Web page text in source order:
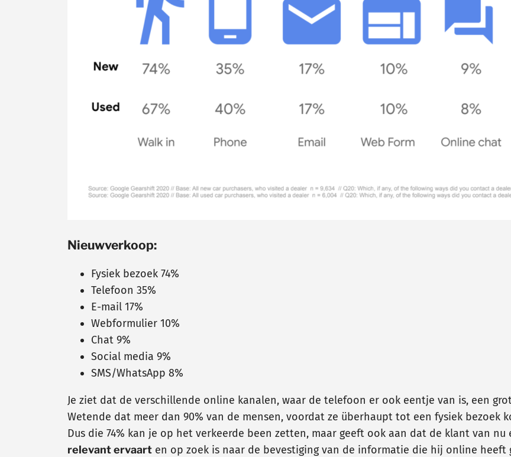
Nieuwverkoop:
Fysiek bezoek 74%
Telefoon 35%
E-mail 17%
Webformulier 10%
Chat 9%
Social media 9%
SMS/WhatsApp 8%
Je ziet dat de verschillende online kanalen, waar de telefoon er ook eentje van is, een
Wetende dat meer dan 90% van de mensen, voordat ze überhaupt tot een fysiek bezoek
Dus die 74% kan je op het verkeerde been zetten, maar geeft ook aan dat de klant van nu
relevant ervaart en op zoek is naar de bevestiging van de informatie die hij online heeft